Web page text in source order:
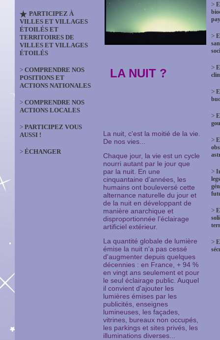
PARTICIPEZ À
VILLES ET VILLAGES
ÉTOILÉS ET
TERRITOIRES DE
VILLES ET VILLAGES
ÉTOILÉS
> COMPRENDRE NOS
POSITIONS ET
ACTIONS NATIONALES
> COMPRENDRE NOS
ACTIONS LOCALES
> PARTICIPEZ VOUS
AUSSI !
> ÉCHANGER
LA NUIT ?
La nuit, c'est la moitié de la vie.
De nos vies...
Chaque jour, la vie est un cycle
nourri autant par le jour que
par la nuit. En une
cinquantaine d’années, les
humains ont bouleversé cette
alternance naturelle du jour et
de la nuit en développant de
manière anarchique et
disproportionnée l’éclairage
artificiel extérieur.
La quantité globale de lumière
émise la nuit n'a pas cessé
d'augmenter depuis quelques
décennies : en France, + 94 %
en vingt ans seulement et pour
le seul éclairage public. Auquel
il convient d'ajouter les
lumières émises par les
publicités, enseignes
lumineuses, les façades,
vitrines, bureaux non occupés,
les parkings et sites privés, les
illuminations diverses...
>
>
>
>
>
>
>
>
>